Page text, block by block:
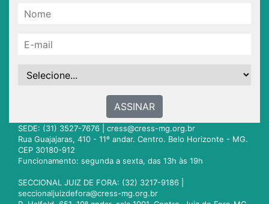
ASSINAR
SEDE: (31) 3527-7676 | cress@cress-mg.org.br
Rua Guajajaras, 410 - 11º andar. Centro. Belo Horizonte - MG.
CEP 30180-912
Funcionamento: segunda a sexta, das 13h às 19h
SECCIONAL JUIZ DE FORA: (32) 3217-9186 |
seccionaljuizdefora@cress-mg.org.br